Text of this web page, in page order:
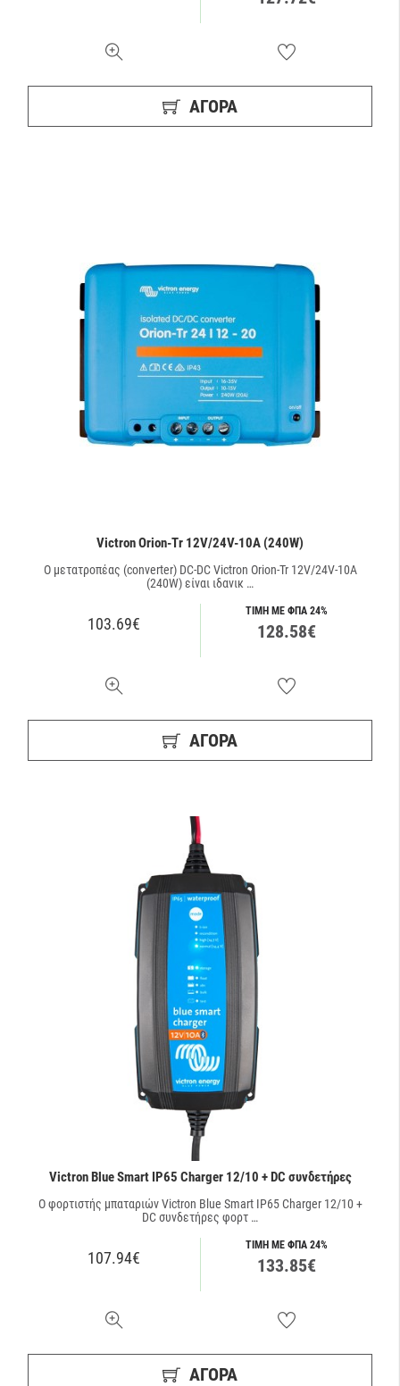
ΑΓΟΡΑ
Victron Orion-Tr 12V/24V-10A (240W)
O μετατροπέας (converter) DC-DC Victron Orion-Tr 12V/24V-10A
(240W) είναι ιδανικ …
103.69€
ΤΙΜΗ ΜΕ ΦΠΑ 24%
128.58€
ΑΓΟΡΑ
Victron Blue Smart IP65 Charger 12/10 + DC συνδετήρες
O φορτιστής μπαταριών Victron Blue Smart IP65 Charger 12/10 +
DC συνδετήρες φορτ …
107.94€
ΤΙΜΗ ΜΕ ΦΠΑ 24%
133.85€
ΑΓΟΡΑ